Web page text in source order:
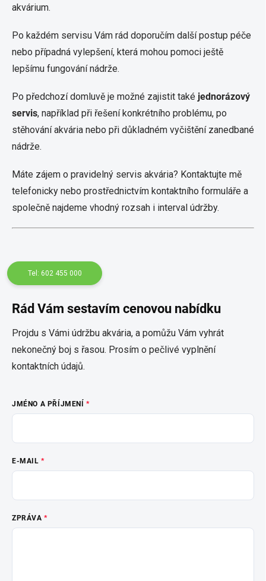
akvárium.
Po každém servisu Vám rád doporučím další postup péče
nebo případná vylepšení, která mohou pomoci ještě
lepšímu fungování nádrže.
Po předchozí domluvě je možné zajistit také jednorázový
servis, například při řešení konkrétního problému, po
stěhování akvária nebo při důkladném vyčištění zanedbané
nádrže.
Máte zájem o pravidelný servis akvária? Kontaktujte mě
telefonicky nebo prostřednictvím kontaktního formuláře a
společně najdeme vhodný rozsah i interval údržby.
Tel: 602 455 000
Rád Vám sestavím cenovou nabídku
Projdu s Vámi údržbu akvária, a pomůžu Vám vyhrát
nekonečný boj s řasou. Prosím o pečlivé vyplnění
kontaktních údajů.
JMÉNO A PŘÍJMENÍ
E-MAIL
ZPRÁVA